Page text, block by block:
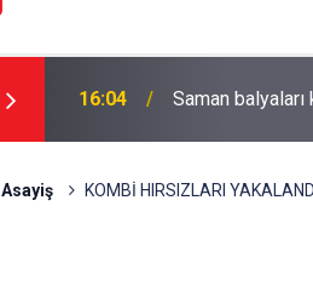
16:04 Saman
Asayiş KOMBİ HIRSIZLARI YAKALANDI